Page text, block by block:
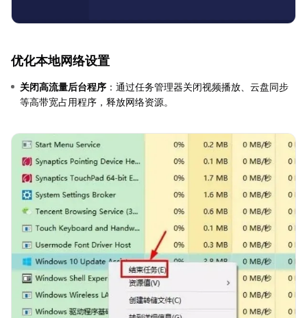
优化本地网络设置
关闭高流量后台程序 ：通过任务管理器关闭视频播放、云盘同步
等高带宽占用程序，释放网络资源。